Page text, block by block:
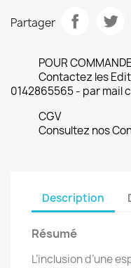
Partager
POUR
Contactez les
0142865565 - par mail
CGV
Consultez nos
Description
Résumé
L’inclusion d’une